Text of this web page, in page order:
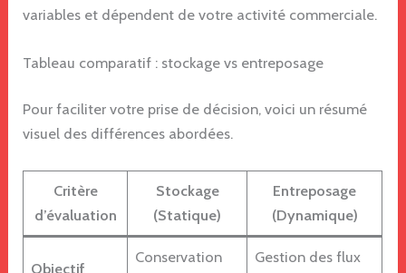
variables et dépendent de votre activité commerciale.
Tableau comparatif : stockage vs entreposage
Pour faciliter votre prise de décision, voici un résumé
visuel des différences abordées.
Critère
d’évaluation
Stockage
(Statique)
Entreposage
(Dynamique)
Objectif
Conservation
Gestion des flux